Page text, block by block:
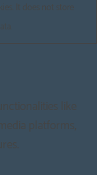
It does not store
like
platforms,